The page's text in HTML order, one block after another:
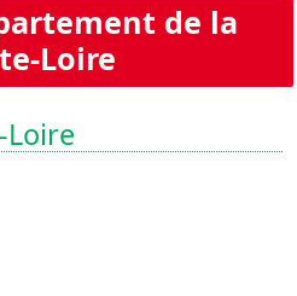
de la
Loire
Loire